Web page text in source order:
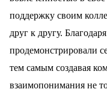
поддержку своим
друг к другу.
продемонстрировали
тем самым создавая
взаимопонимания не